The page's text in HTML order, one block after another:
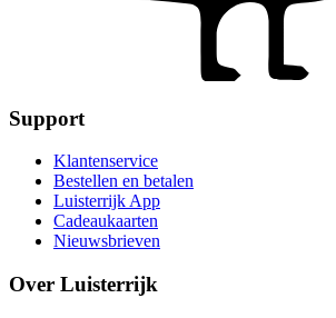
Support
Klantenservice
Bestellen en betalen
Luisterrijk App
Cadeaukaarten
Nieuwsbrieven
Over Luisterrijk